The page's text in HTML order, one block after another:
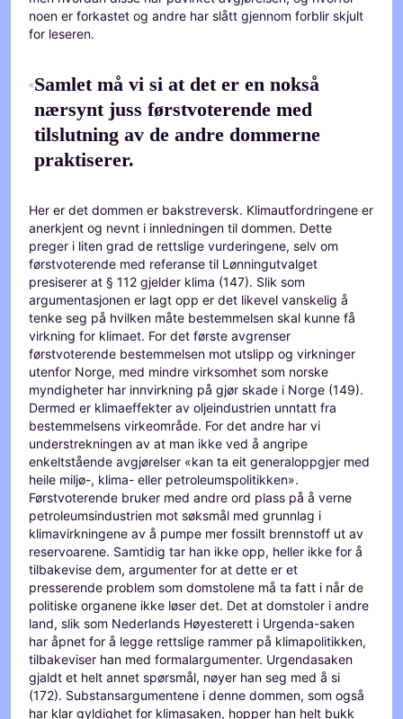
noen er forkastet og andre har slått gjennom forblir skjult
for leseren.
Samlet må vi si at det er en nokså
nærsynt juss førstvoterende med
tilslutning av de andre dommerne
praktiserer.
Her er det dommen er bakstreversk. Klimautfordringene er
anerkjent og nevnt i innledningen til dommen. Dette
preger i liten grad de rettslige vurderingene, selv om
førstvoterende med referanse til Lønningutvalget
presiserer at § 112 gjelder klima (147). Slik som
argumentasjonen er lagt opp er det likevel vanskelig å
tenke seg på hvilken måte bestemmelsen skal kunne få
virkning for klimaet. For det første avgrenser
førstvoterende bestemmelsen mot utslipp og virkninger
utenfor Norge, med mindre virksomhet som norske
myndigheter har innvirkning på gjør skade i Norge (149).
Dermed er klimaeffekter av oljeindustrien unntatt fra
bestemmelsens virkeområde. For det andre har vi
understrekningen av at man ikke ved å angripe
enkeltstående avgjørelser «kan ta eit generaloppgjer med
heile miljø-, klima- eller petroleumspolitikken».
Førstvoterende bruker med andre ord plass på å verne
petroleumsindustrien mot søksmål med grunnlag i
klimavirkningene av å pumpe mer fossilt brennstoff ut av
reservoarene. Samtidig tar han ikke opp, heller ikke for å
tilbakevise dem, argumenter for at dette er et
presserende problem som domstolene må ta fatt i når de
politiske organene ikke løser det. Det at domstoler i andre
land, slik som Nederlands Høyesterett i Urgenda-saken
har åpnet for å legge rettslige rammer på klimapolitikken,
tilbakeviser han med formalargumenter. Urgendasaken
gjaldt et helt annet spørsmål, nøyer han seg med å si
(172). Substansargumentene i denne dommen, som også
har klar gyldighet for klimasaken, hopper han helt bukk